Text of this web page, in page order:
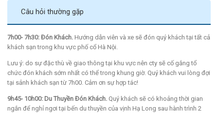
Câu hỏi thường gặp
7h00- 7h30: Đón Khách. Hướng dẫn viên và xe sẽ đón quý khách tại tất cả
khách sạn trong khu vực phố cổ Hà Nội.
Lưu ý: do sự đặc thù về giao thông tại khu vực nên cty sẽ cố gắng tổ
chức đón khách sớm nhất có thể trong khung giờ. Quý khách vui lòng đợi
tại sảnh khách sạn từ 7h00. Cảm ơn sự hợp tác!
9h45- 10h00: Du Thuyền Đón Khách. Quý khách sẽ có khoảng thời gian
ngắn để nghỉ ngơi tại bến du thuyền của vịnh Hạ Long sau hành trình 2